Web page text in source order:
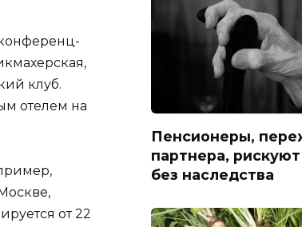
клуб.
отелем на
от 22
Пенсионеры,
партнера, рискуют
без наследства